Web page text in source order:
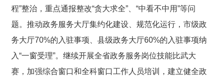
程”整治，重点通报整改“贪大求全”、“中看不中用”等问
题。推动政务服务大厅集约化建设、规范化运行，市级政
务大厅70%的入驻事项、县级政务大厅60%的入驻事项纳
入“一窗受理”。继续开展全省政务服务岗位技能比武大
赛，加强综合窗口和全科窗口工作人员培训，建立健全政